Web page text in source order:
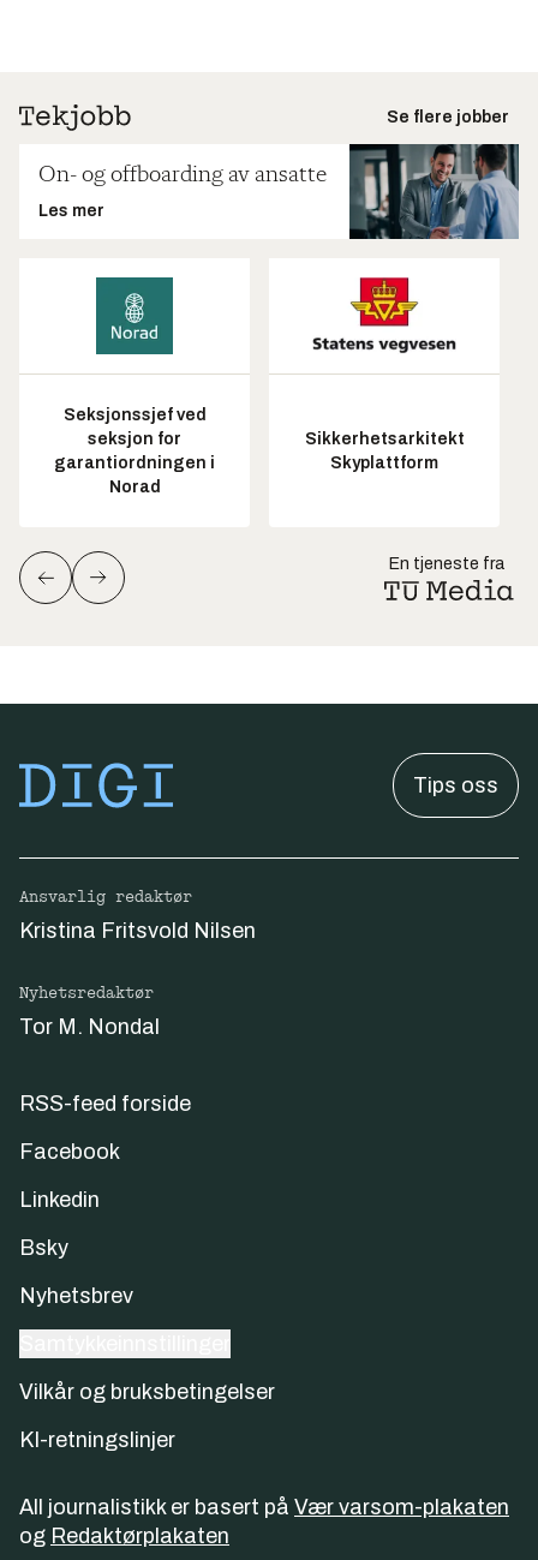
Se flere jobber
On- og offboarding av ansatte
Les mer
Seksjonssjef ved
seksjon for
garantiordningen i
Norad
Sikkerhetsarkitekt
Skyplattform
En tjeneste fra
Tips oss
Ansvarlig redaktør
Kristina Fritsvold Nilsen
Nyhetsredaktør
Tor M. Nondal
RSS-feed forside
Facebook
Linkedin
Bsky
Nyhetsbrev
Vilkår og bruksbetingelser
KI-retningslinjer
All journalistikk er basert på Vær varsom-plakaten
og Redaktørplakaten